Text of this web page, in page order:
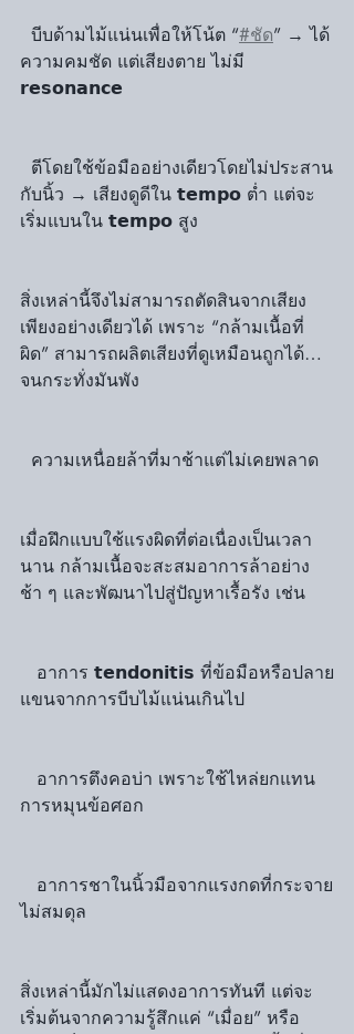
บีบด้ามไม้แน่นเพื่อให้โน้ต “#ชัด” → ได้
ความคมชัด แต่เสียงตาย ไม่มี
𝗿𝗲𝘀𝗼𝗻𝗮𝗻𝗰𝗲
ตีโดยใช้ข้อมืออย่างเดียวโดยไม่ประสาน
กับนิ้ว → เสียงดูดีใน 𝘁𝗲𝗺𝗽𝗼 ต่ำ แต่จะ
เริ่มแบนใน 𝘁𝗲𝗺𝗽𝗼 สูง
สิ่งเหล่านี้จึงไม่สามารถตัดสินจากเสียง
เพียงอย่างเดียวได้ เพราะ “กล้ามเนื้อที่
ผิด” สามารถผลิตเสียงที่ดูเหมือนถูกได้…
จนกระทั่งมันพัง
ความเหนื่อยล้าที่มาช้าแต่ไม่เคยพลาด
เมื่อฝึกแบบใช้แรงผิดที่ต่อเนื่องเป็นเวลา
นาน กล้ามเนื้อจะสะสมอาการล้าอย่าง
ช้า ๆ และพัฒนาไปสู่ปัญหาเรื้อรัง เช่น
อาการ 𝘁𝗲𝗻𝗱𝗼𝗻𝗶𝘁𝗶𝘀 ที่ข้อมือหรือปลาย
แขนจากการบีบไม้แน่นเกินไป
อาการตึงคอบ่า เพราะใช้ไหล่ยกแทน
การหมุนข้อศอก
อาการชาในนิ้วมือจากแรงกดที่กระจาย
ไม่สมดุล
สิ่งเหล่านี้มักไม่แสดงอาการทันที แต่จะ
เริ่มต้นจากความรู้สึกแค่ “เมื่อย” หรือ